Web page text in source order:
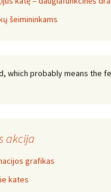
šeimininkams
which probably means the
akcija
grafikas
kates